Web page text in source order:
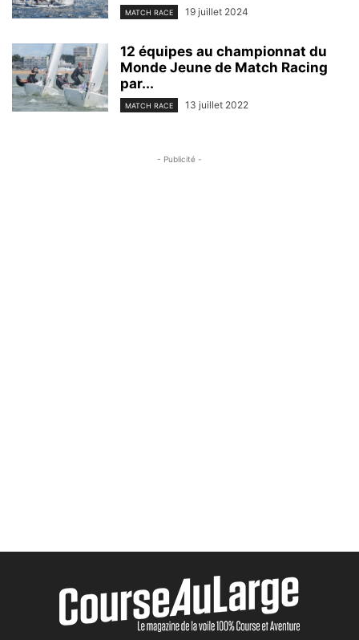
MATCH RACE 19 juillet 2024
12 équipes au championnat du
Monde Jeune de Match Racing
par...
MATCH RACE 13 juillet 2022
- Publicité -